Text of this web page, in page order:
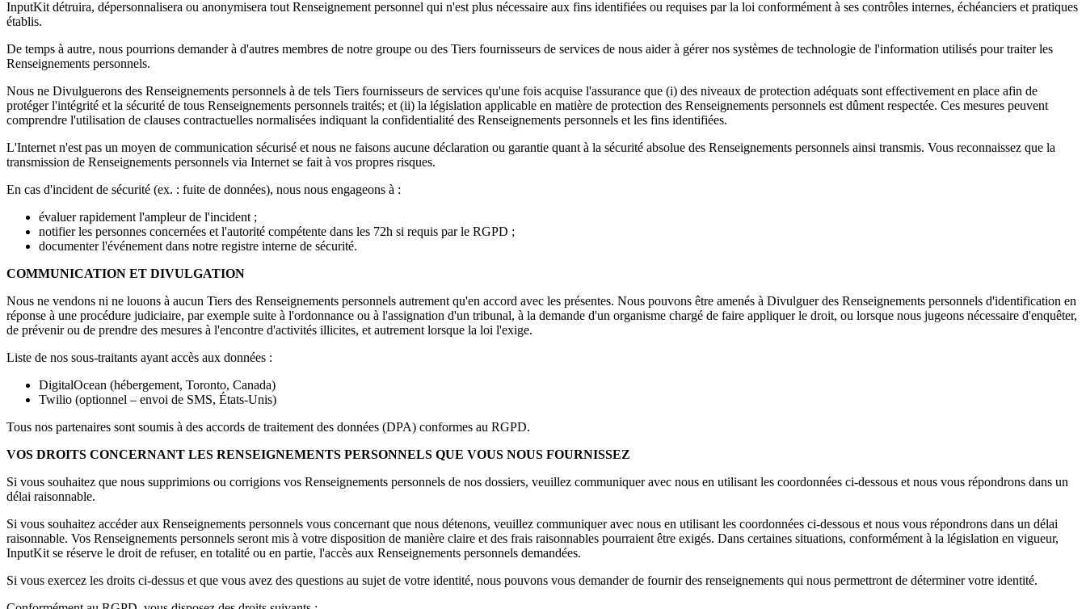
InputKit détruira, dépersonnalisera ou anonymisera tout Renseignement personnel qui n'est plus nécessaire aux fins identifiées ou requises par la loi conformément à ses contrôles internes, échéanciers et pratiques
établis.
De temps à autre, nous pourrions demander à d'autres membres de notre groupe ou des Tiers fournisseurs de services de nous aider à gérer nos systèmes de technologie de l'information utilisés pour traiter les
Renseignements personnels.
Nous ne Divulguerons des Renseignements personnels à de tels Tiers fournisseurs de services qu'une fois acquise l'assurance que (i) des niveaux de protection adéquats sont effectivement en place afin de
protéger l'intégrité et la sécurité de tous Renseignements personnels traités; et (ii) la législation applicable en matière de protection des Renseignements personnels est dûment respectée. Ces mesures peuvent
comprendre l'utilisation de clauses contractuelles normalisées indiquant la confidentialité des Renseignements personnels et les fins identifiées.
L'Internet n'est pas un moyen de communication sécurisé et nous ne faisons aucune déclaration ou garantie quant à la sécurité absolue des Renseignements personnels ainsi transmis. Vous reconnaissez que la
transmission de Renseignements personnels via Internet se fait à vos propres risques.
En cas d'incident de sécurité (ex. : fuite de données), nous nous engageons à :
évaluer rapidement l'ampleur de l'incident ;
notifier les personnes concernées et l'autorité compétente dans les 72h si requis par le RGPD ;
documenter l'événement dans notre registre interne de sécurité.
COMMUNICATION ET DIVULGATION
Nous ne vendons ni ne louons à aucun Tiers des Renseignements personnels autrement qu'en accord avec les présentes. Nous pouvons être amenés à Divulguer des Renseignements personnels d'identification en
réponse à une procédure judiciaire, par exemple suite à l'ordonnance ou à l'assignation d'un tribunal, à la demande d'un organisme chargé de faire appliquer le droit, ou lorsque nous jugeons nécessaire d'enquêter,
de prévenir ou de prendre des mesures à l'encontre d'activités illicites, et autrement lorsque la loi l'exige.
Liste de nos sous-traitants ayant accès aux données :
DigitalOcean (hébergement, Toronto, Canada)
Twilio (optionnel – envoi de SMS, États-Unis)
Tous nos partenaires sont soumis à des accords de traitement des données (DPA) conformes au RGPD.
VOS DROITS CONCERNANT LES RENSEIGNEMENTS PERSONNELS QUE VOUS NOUS FOURNISSEZ
Si vous souhaitez que nous supprimions ou corrigions vos Renseignements personnels de nos dossiers, veuillez communiquer avec nous en utilisant les coordonnées ci-dessous et nous vous répondrons dans un
délai raisonnable.
Si vous souhaitez accéder aux Renseignements personnels vous concernant que nous détenons, veuillez communiquer avec nous en utilisant les coordonnées ci-dessous et nous vous répondrons dans un délai
raisonnable. Vos Renseignements personnels seront mis à votre disposition de manière claire et des frais raisonnables pourraient être exigés. Dans certaines situations, conformément à la législation en vigueur,
InputKit se réserve le droit de refuser, en totalité ou en partie, l'accès aux Renseignements personnels demandées.
Si vous exercez les droits ci-dessus et que vous avez des questions au sujet de votre identité, nous pouvons vous demander de fournir des renseignements qui nous permettront de déterminer votre identité.